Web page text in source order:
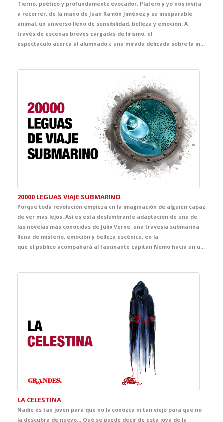
Tierno, poético y profundamente evocador, Platero y yo nos invita
a recorrer, de la mano de Juan Ramón Jiménez y su inseparable
animal, un universo lleno de sensibilidad, belleza y emoción. A
través de escenas breves cargadas de lirismo, el
espectáculo acerca al alumnado a una mirada delicada sobre la infancia, la naturaleza, la amistad y la vida cotidiana, convirtiendo el escenario en un espacio de asombro, ternura y descubrimiento.
20000 LEGUAS VIAJE SUBMARINO
Porque toda revolución empieza en la imaginación de alguien capaz
de ver más lejos. Así es esta deslumbrante adaptación de una de
las novelas más conocidas de Julio Verne: una travesía submarina
llena de misterio, emoción y belleza escénica, en la
que el público acompañará al fascinante capitán Nemo hacia un universo desconocido. Un espectáculo que celebra el poder de la fantasía como origen de los grandes avances científicos.
LA CELESTINA
Nadie es tan joven para que no la conozca ni tan viejo para que no
la descubra de nuevo... Qué se puede decir de esta joya de la